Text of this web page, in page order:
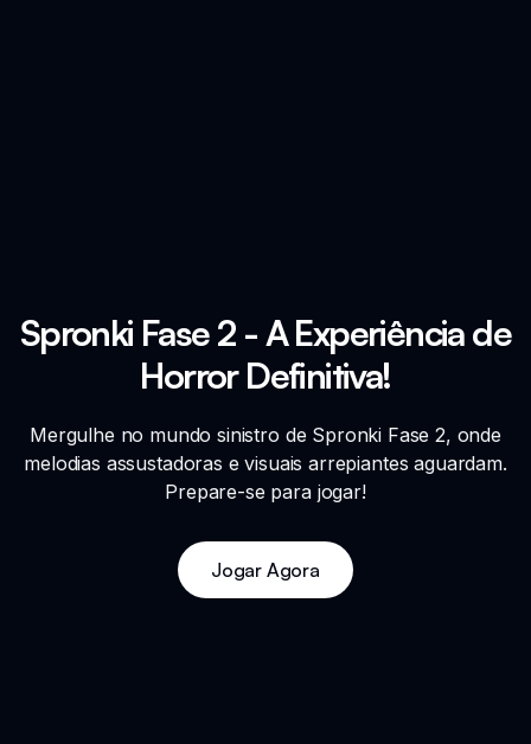
Spronki Fase 2 - A Experiência de
Horror Definitiva!
Mergulhe no mundo sinistro de Spronki Fase 2, onde
melodias assustadoras e visuais arrepiantes aguardam.
Prepare-se para jogar!
Jogar Agora